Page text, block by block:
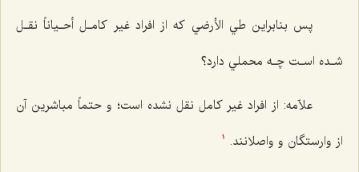
پس بنابراين طي الأرضي كه از افراد غير كامـل أحـياناً نقـل
شـده اسـت چـه محملي دارد؟
علاّمه: از افراد غير كامل نقل نشده است؛ و حتماً مباشرين آن
از وارستگان و واصلانند.
1